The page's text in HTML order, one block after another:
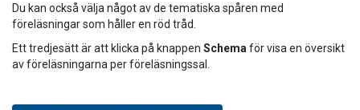
Du kan också välja något av de tematiska spåren med
föreläsningar som håller en röd tråd.
Ett tredjesätt är att klicka på knappen Schema för visa en översikt
av föreläsningarna per föreläsningssal.